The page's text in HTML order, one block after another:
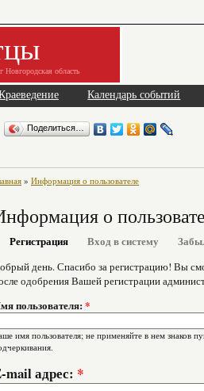
Новгородская область
Календарь событий
Поделиться…
» Информация о пользователе
о
Регистрация Вход в систему
день. Спасибо за регистрацию! Вы
одобрения Вашей регистрации
пользователя: *
имя пользователя; не применяйте в нем знаков
mail адрес: *